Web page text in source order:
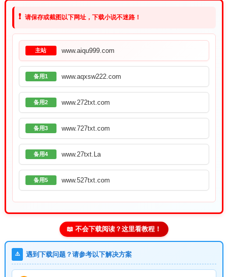
❗ 请保存或截图以下网址，下载小说不迷路！
主站 www.aiqu999.com
备用1 www.aqxsw222.com
备用2 www.272txt.com
备用3 www.727txt.com
备用4 www.27txt.La
备用5 www.527txt.com
📖 不会下载阅读？这里看教程！
⚠️ 遇到下载问题？请参考以下解决方案